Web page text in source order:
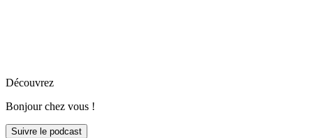
Découvrez
Bonjour chez vous !
Suivre le podcast